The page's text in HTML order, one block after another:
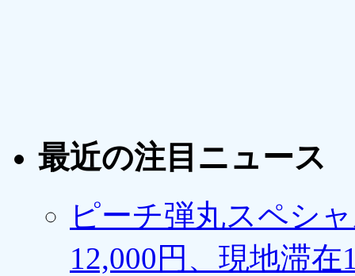
最近の注目ニュース
ピーチ弾丸スペシ
12,000円、現地滞